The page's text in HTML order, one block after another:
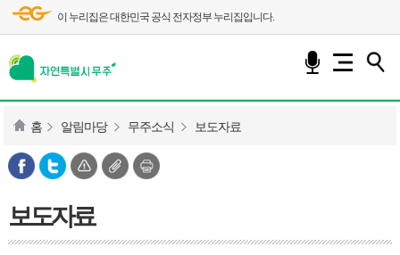
이 누리집은 대한민국 공식 전자정부 누리집입니다.
홈 알림마당 무주소식 보도자료
보도자료